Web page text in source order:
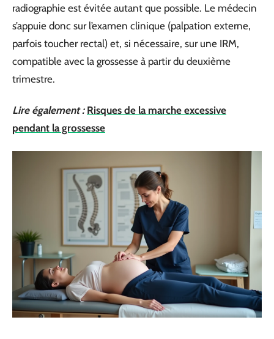
radiographie est évitée autant que possible. Le médecin
s’appuie donc sur l’examen clinique (palpation externe,
parfois toucher rectal) et, si nécessaire, sur une IRM,
compatible avec la grossesse à partir du deuxième
trimestre.
Lire également : Risques de la marche excessive
pendant la grossesse